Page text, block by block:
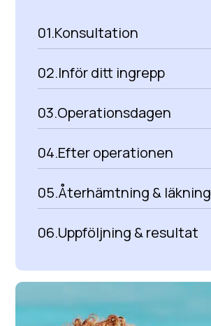
01.Konsultation
02.Inför ditt ingrepp
03.Operationsdagen
04.Efter operationen
05.Återhämtning & läkning
06.Uppföljning & resultat